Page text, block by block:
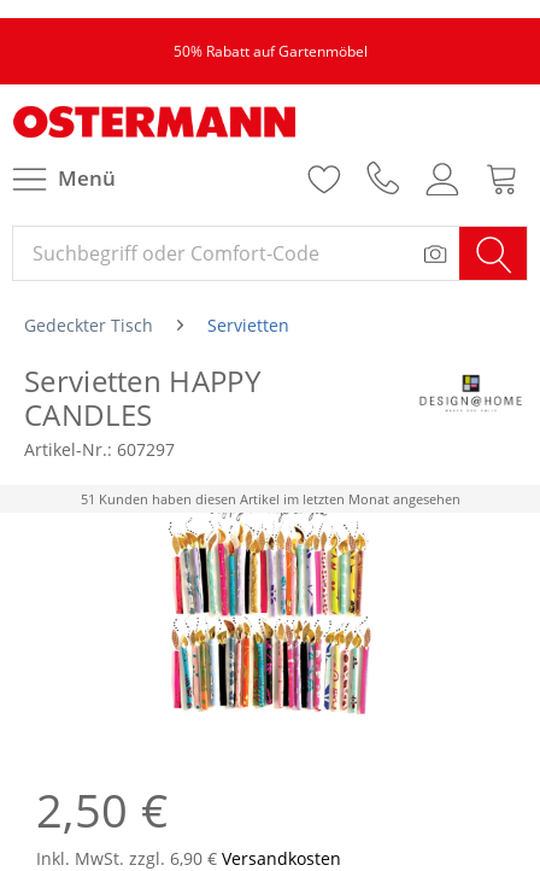
50% Rabatt auf Gartenmöbel
Menü
Gedeckter Tisch Servietten
Servietten HAPPY
CANDLES
Artikel-Nr.: 607297
51 Kunden haben diesen Artikel im letzten Monat angesehen
2,50 €
Inkl. MwSt. zzgl. 6,90 € Versandkosten